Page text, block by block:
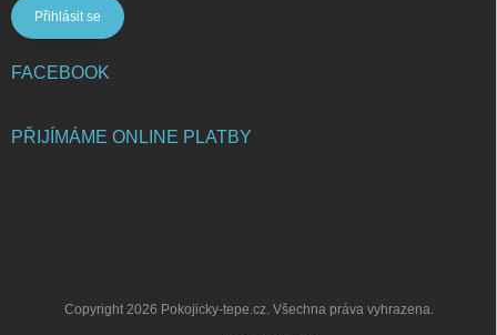
Přihlásit se
FACEBOOK
PŘIJÍMÁME ONLINE PLATBY
Copyright 2026 Pokojicky-tepe.cz. Všechna práva vyhrazena.